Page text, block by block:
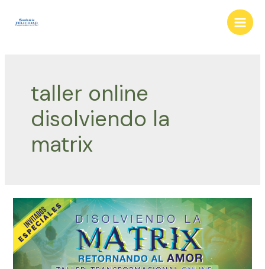
Main
taller online
disolviendo la
matrix